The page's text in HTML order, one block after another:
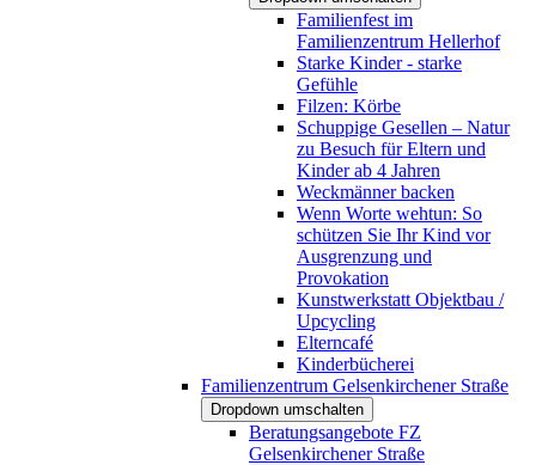
Familienfest im
Familienzentrum Hellerhof
Starke Kinder - starke
Gefühle
Filzen: Körbe
Schuppige Gesellen – Natur
zu Besuch für Eltern und
Kinder ab 4 Jahren
Weckmänner backen
Wenn Worte wehtun: So
schützen Sie Ihr Kind vor
Ausgrenzung und
Provokation
Kunstwerkstatt Objektbau /
Upcycling
Elterncafé
Kinderbücherei
Familienzentrum Gelsenkirchener Straße
Dropdown umschalten
Beratungsangebote FZ
Gelsenkirchener Straße